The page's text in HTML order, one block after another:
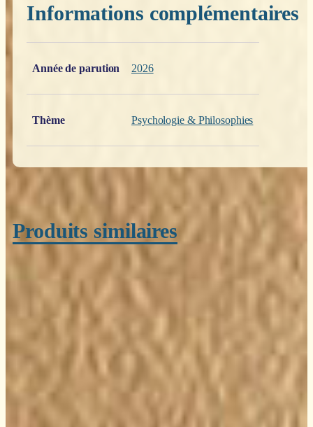
Informations complémentaires
Année de parution
2026
Thème Psychologie & Philosophies
Produits similaires